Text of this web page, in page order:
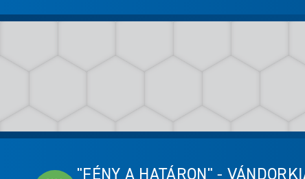
"FÉNY A HATÁRON" -